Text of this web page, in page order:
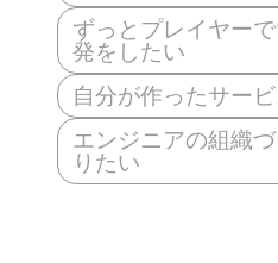
ずっとプレイヤー
発をしたい
自分が作ったサー
エンジニアの組織
りたい